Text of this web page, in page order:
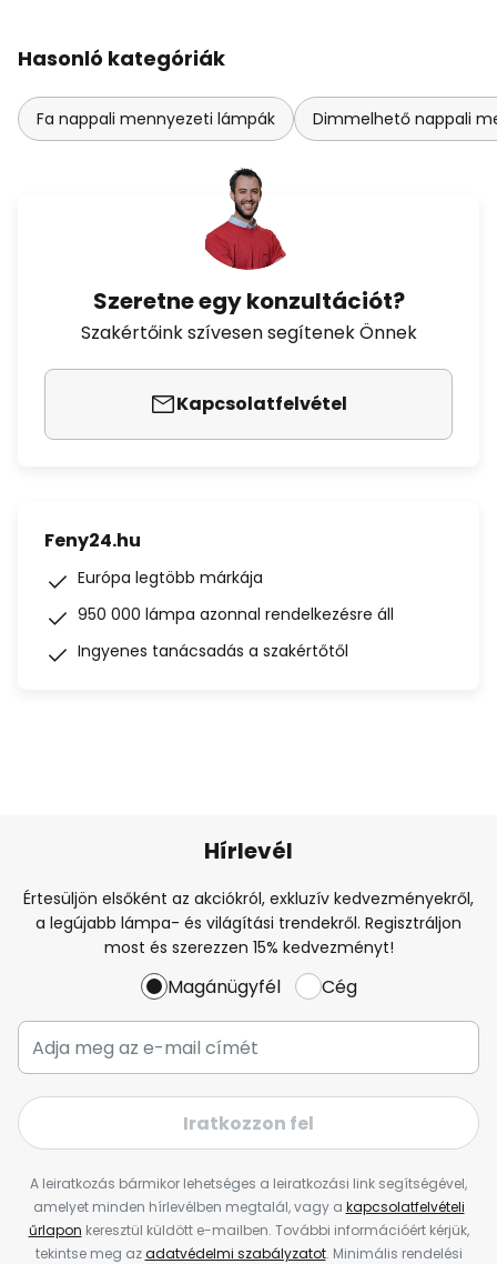
Hasonló kategóriák
Fa nappali mennyezeti lámpák Dimmelhető nappali
Szeretne egy konzultációt?
Szakértőink szívesen segítenek Önnek
Kapcsolatfelvétel
Feny24.hu
Európa legtöbb márkája
950 000 lámpa azonnal rendelkezésre áll
Ingyenes tanácsadás a szakértőtől
Hírlevél
Értesüljön elsőként az akciókról, exkluzív kedvezményekről,
a legújabb lámpa- és világítási trendekről. Regisztráljon
most és szerezzen 15% kedvezményt!
Magánügyfél Cég
Iratkozzon fel
A leiratkozás bármikor lehetséges a leiratkozási link segítségével,
amelyet minden hírlevélben megtalál, vagy a kapcsolatfelvételi
űrlapon keresztül küldött e-mailben. További információért kérjük,
tekintse meg azadatvédelmi szabályzatot. Minimális rendelési